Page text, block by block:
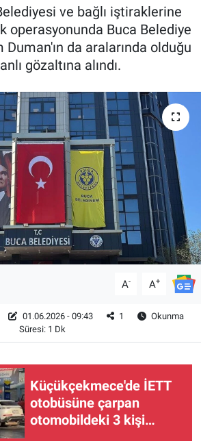
ve bağlı iştiraklerine
operasyonunda Buca Belediye
Duman'ın da aralarında olduğu
gözaltına alındı.
A- A+
01.06.2026 - 09:43 1
Okunma
Süresi: 1 Dk
Küçükçekmece'de İETT
otobüsüne çarpan
otomobildeki 3 kişi
hayatını kaybetti